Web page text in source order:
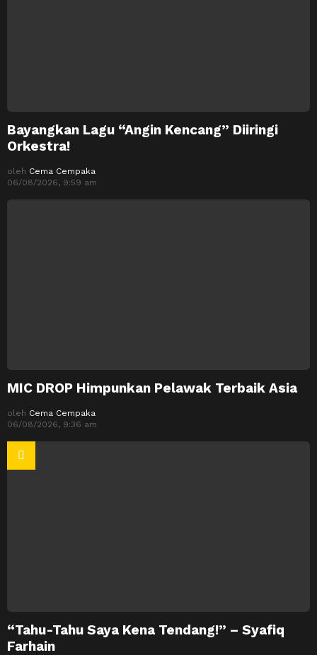
Bayangkan Lagu “Angin Kencang” Diiringi
Orkestra!
oleh Cema Cempaka
06/08/2026, 9:59 am
MIC DROP Himpunkan Pelawak Terbaik Asia
oleh Cema Cempaka
06/08/2026, 9:36 am
“Tahu-Tahu Saya Kena Tendang!” – Syafiq
Farhain